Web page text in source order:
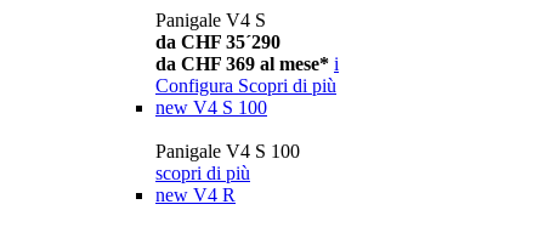
Panigale V4 S
da CHF 35´290
da CHF 369 al mese* i
Configura Scopri di più
new V4 S 100
Panigale V4 S 100
scopri di più
new V4 R